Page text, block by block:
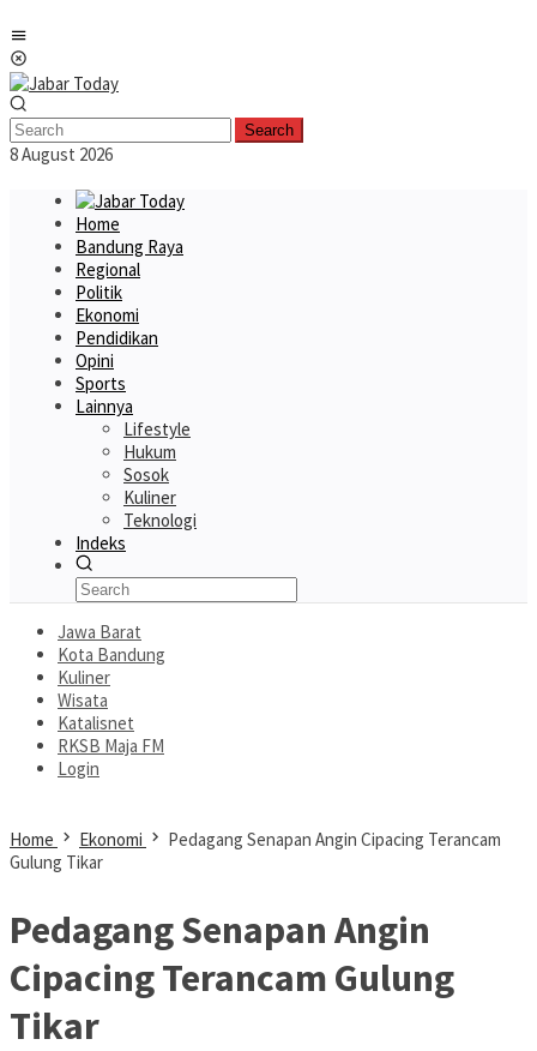
to
content
Search
8 August 2026
Home
Bandung Raya
Regional
Politik
Ekonomi
Pendidikan
Opini
Sports
Lainnya
Lifestyle
Hukum
Sosok
Kuliner
Teknologi
Indeks
Jawa Barat
Kota Bandung
Kuliner
Wisata
Katalisnet
RKSB Maja FM
Login
Home Ekonomi
Pedagang Senapan Angin Cipacing Terancam
Gulung Tikar
Pedagang Senapan Angin
Cipacing Terancam Gulung
Tikar